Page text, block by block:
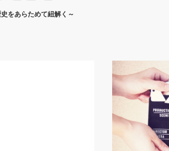
をあらためて紐解く～